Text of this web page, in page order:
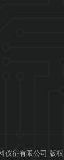
仪征有限公司